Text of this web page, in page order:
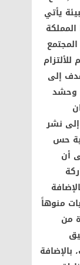
يأتي
إلى
وحشد
إلى نشر
حس
أن
منوهاً
من